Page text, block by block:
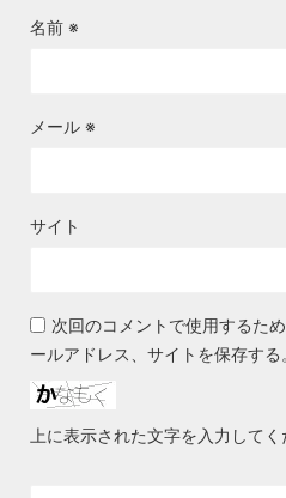
名前 ※
メール ※
サイト
次回のコメントで使用するた
ールアドレス、サイトを保存する
上に表示された文字を入力してく